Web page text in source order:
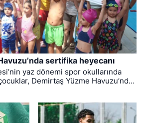
sertifika heyecanı
yaz dönemi spor okullarında
Demirtaş Yüzme Havuzu’nda